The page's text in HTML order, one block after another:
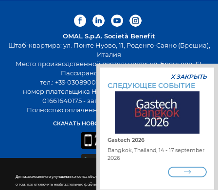
Для максимального улучшения качества обслуживания на сайте используются файлы cookie. Подробнее
о том, как отключить необязательные файлы cookie
OMAL S.p.A. Società Benefit
Штаб-квартира: ул. Понте Нуово, 11, Роденго-Саяно (Брешиа),
Италия
Место производственной деятельности: ул. Броньоло, 12,
Пассирано (Брешиа), Италия
тел.: +39 0308900145 факс: +39 0308900423
номер плательщика НДС: 00645720988 - Fiscal Code:
01661640175 - запись в РЭАИП: BS-258271
Полностью оплаченный капитал 500 000,00 евро
СКАЧАТЬ НОВОЕ ПРИЛОЖЕНИЕ OMAL
X ЗАКРЫТЬ
СЛЕДУЮЩЕЕ СОБЫТИЕ
Gastech 2026
Bangkok, Thailand, 14 - 17 september
2026